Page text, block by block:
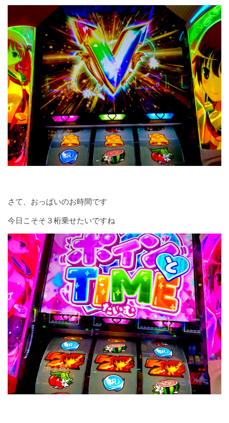
さて、おっぱいのお時間です
今日こそそ３桁乗せたいですね